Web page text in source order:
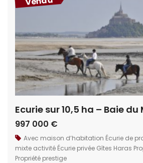
997 000 €
Avec maison d’habitation Écurie de
mixte activité Écurie privée Gîtes Haras
Propriété prestige